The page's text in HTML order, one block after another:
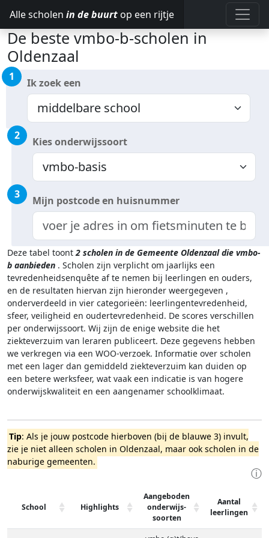
Alle scholen in de buurt op een rijtje
De beste vmbo-b-scholen in
Oldenzaal
1 Ik zoek een
2 Kies onderwijssoort
3 Mijn postcode en huisnummer
Deze tabel toont2 scholen in de Gemeente Oldenzaal die vmbo-
b aanbieden . Scholen zijn verplicht om jaarlijks een
tevredenheidsenquête af te nemen bij leerlingen en ouders,
en de resultaten hiervan zijn hieronder weergegeven ,
onderverdeeld in vier categorieën: leerlingentevredenheid,
sfeer, veiligheid en oudertevredenheid. De scores verschillen
per onderwijssoort. Wij zijn de enige website die het
ziekteverzuim van leraren publiceert. Deze gegevens hebben
we verkregen via een WOO-verzoek. Informatie over scholen
met een lager dan gemiddeld ziekteverzuim kan duiden op
een betere werksfeer, wat vaak een indicatie is van hogere
onderwijskwaliteit en een aangenamer schoolklimaat.
Tip: Als je jouw postcode hierboven (bij de blauwe 3) invult,
zie je niet alleen scholen in Oldenzaal, maar ook scholen in de
naburige gemeenten.
ⓘ
School Highlights
Aangeboden
onderwijs-
soorten
Aantal
leerlingen